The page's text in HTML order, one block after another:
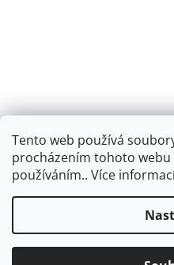
Tento web používá
procházením tohoto
používáním.. Více
Dárek k objednávce nad 2000Kč.
Montáž podlahového topení